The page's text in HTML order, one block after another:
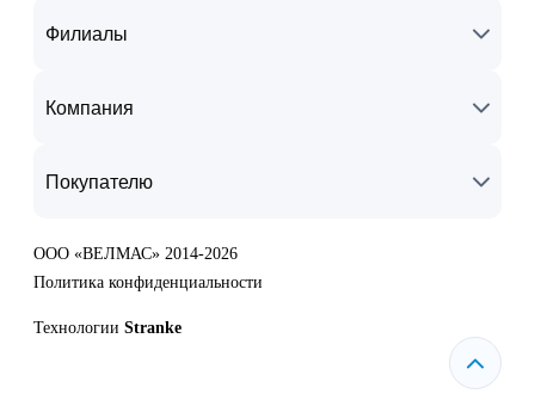
Филиалы
Компания
Покупателю
ООО «ВЕЛМАС» 2014-2026
Политика конфиденциальности
Технологии Stranke